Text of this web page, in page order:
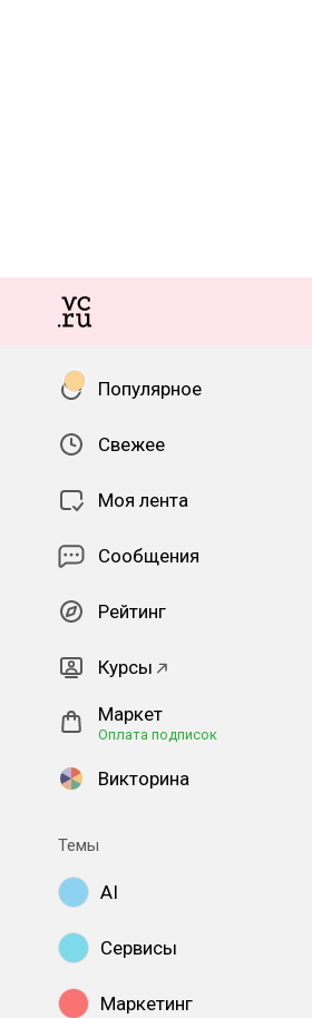
Популярное
Свежее
Моя лента
Сообщения
Рейтинг
Курсы
Маркет
Оплата подписок
Викторина
Темы
AI
Сервисы
Маркетинг